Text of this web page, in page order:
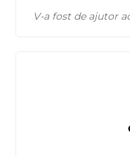
V-a fost de ajutor